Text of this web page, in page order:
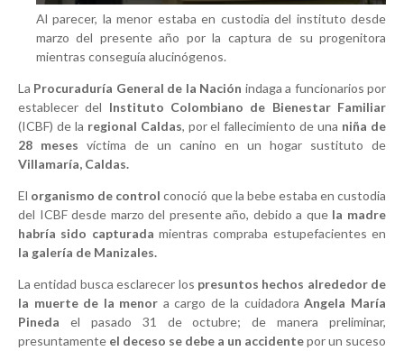
Al parecer, la menor estaba en custodia del instituto desde
marzo del presente año por la captura de su progenitora
mientras conseguía alucinógenos.
La Procuraduría General de la Nación indaga a funcionarios por
establecer del Instituto Colombiano de Bienestar Familiar
(ICBF) de la regional Caldas, por el fallecimiento de una niña de
28 meses víctima de un canino en un hogar sustituto de
Villamaría, Caldas.
El organismo de controlconoció que la bebe estaba en custodia
del ICBF desde marzo del presente año, debido a quela madre
habría sido capturada mientras compraba estupefacientes en
la galería de Manizales.
La entidad busca esclarecer los presuntos hechos alrededor de
la muerte de la menor a cargo de la cuidadoraAngela María
Pineda el pasado 31 de octubre; de manera preliminar,
presuntamente el deceso se debe a un accidentepor un suceso